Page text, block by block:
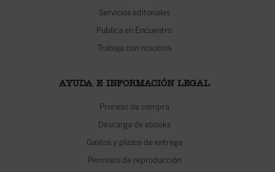
Servicios editoriales
Publica en Encuentro
Trabaja con nosotros
AYUDA E INFORMACIÓN LEGAL
Proceso de compra
Descarga de ebooks
Gastos y plazos de entrega
Permisos de reproducción